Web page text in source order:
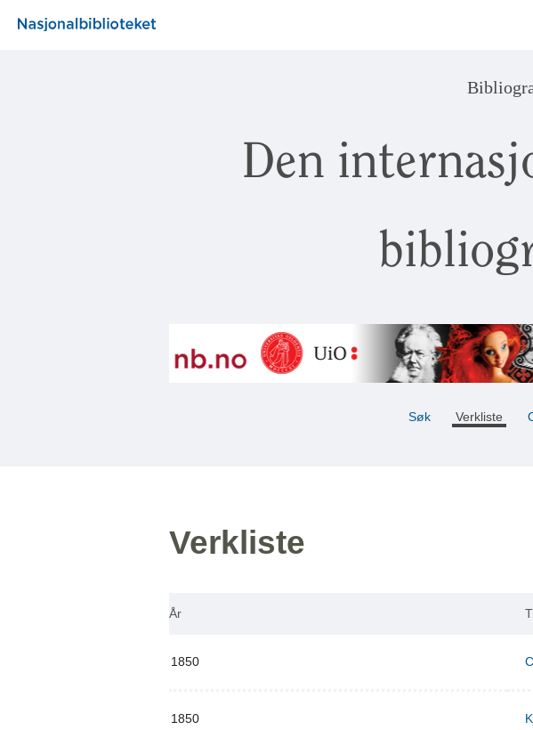
Den
Søk Verkliste
Verkliste
År
1850
1850